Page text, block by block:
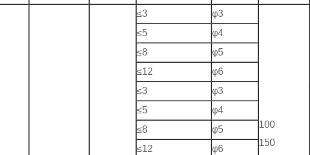
≤3 φ3
100
150
≤5
φ4
≤8
φ5
≤12
φ6
≤3 φ3
≤5
φ4
≤8
φ5
≤12
φ6